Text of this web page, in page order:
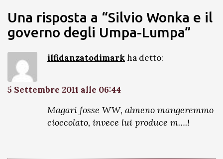
Una risposta a “Silvio Wonka e il
governo degli Umpa-Lumpa”
ilfidanzatodimarkha detto:
5 Settembre 2011 alle 06:44
Magari fosse WW, almeno mangeremmo
cioccolato, invece lui produce m….!